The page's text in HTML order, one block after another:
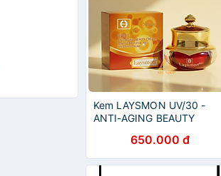
Kem LAYSMON UV/30 -
ANTI-AGING BEAUTY
- Giảm Nếp Nhăn - Trắng
Da - Ngừa Mụn - Giảm Tác
Nhân Gây Mụn
650.000 đ